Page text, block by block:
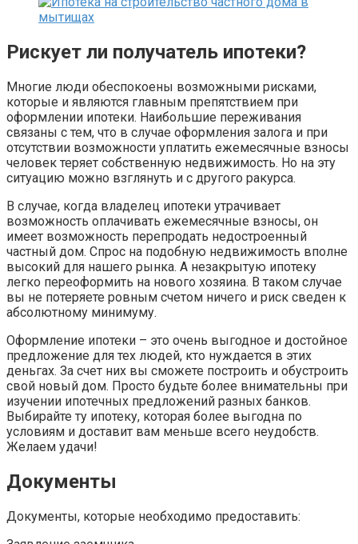
Рискует ли получатель ипотеки?
Многие люди обеспокоены возможными рисками,
которые и являются главным препятствием при
оформлении ипотеки. Наибольшие переживания
связаны с тем, что в случае оформления залога и при
отсутствии возможности уплатить ежемесячные взносы
человек теряет собственную недвижимость. Но на эту
ситуацию можно взглянуть и с другого ракурса.
В случае, когда владелец ипотеки утрачивает
возможность оплачивать ежемесячные взносы, он
имеет возможность перепродать недостроенный
частный дом. Спрос на подобную недвижимость вполне
высокий для нашего рынка. А незакрытую ипотеку
легко переоформить на нового хозяина. В таком случае
вы не потеряете ровным счетом ничего и риск сведен к
абсолютному минимуму.
Оформление ипотеки – это очень выгодное и достойное
предложение для тех людей, кто нуждается в этих
деньгах. За счет них вы сможете построить и обустроить
свой новый дом. Просто будьте более внимательны при
изучении ипотечных предложений разных банков.
Выбирайте ту ипотеку, которая более выгодна по
условиям и доставит вам меньше всего неудобств.
Желаем удачи!
Документы
Документы, которые необходимо предоставить: